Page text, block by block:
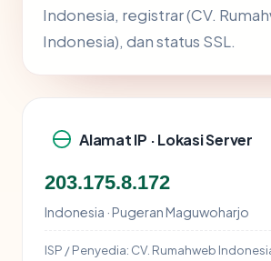
Indonesia, registrar (CV.
Indonesia), dan status SSL.
Alamat IP · Lokasi Server
203.175.8.172
Indonesia · Pugeran Maguwoharjo
ISP / Penyedia: CV. Rumahweb